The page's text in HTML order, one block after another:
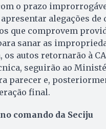
o prazo
alegações de
que comprovem
sanar as
os autos retornarão à
seguirão ao
parecer e,
final.
comando da Seciju